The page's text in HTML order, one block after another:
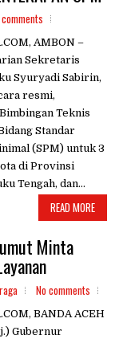
AMBON –
Sekretaris
Syuryadi Sabirin,
resmi,
Teknis
Standar
(SPM) untuk 3
di Provinsi
Tengah, dan...
READ MORE
Minta
No comments
BANDA ACEH
Gubernur